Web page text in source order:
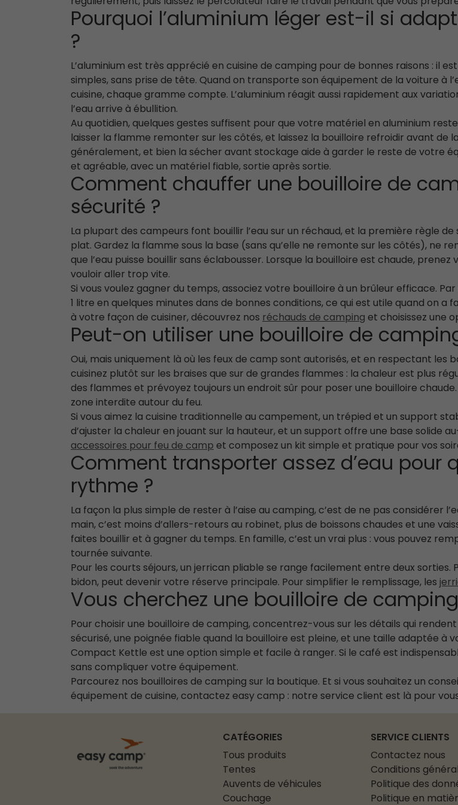
Pourquoi l’aluminium léger est-il si
?
L’aluminium est très apprécié en cuisine de camping pour de bonnes raisons : il
simples, sans prise de tête. Quand on transporte son équipement de la voiture à
cuisine, chaque gramme compte. L’aluminium réagit aussi rapidement aux
l’eau arrive à ébullition.
Au quotidien, quelques gestes suffisent pour que votre matériel en aluminium
laisser la flamme remonter sur les côtés, et laissez la bouilloire refroidir avant de
généralement, et bien la sécher avant stockage aide à garder le reste de votre
et agréable, avec un matériel fiable, sortie après sortie.
Comment chauffer une bouilloire de
sécurité ?
La plupart des campeurs font bouillir l’eau sur un réchaud, et la première règle
plat. Gardez la flamme sous la base (sans qu’elle ne remonte sur les côtés), ne
que l’eau puisse bouillir sans éclabousser. Lorsque la bouilloire est chaude,
vouloir aller trop vite.
Si vous voulez gagner du temps, associez votre bouilloire à un brûleur efficace.
1 litre en quelques minutes dans de bonnes conditions, ce qui est utile quand on
à votre façon de cuisiner, découvrez nosréchauds de campinget choisissez une
Peut-on utiliser une bouilloire de
Oui, mais uniquement là où les feux de camp sont autorisés, et en respectant les
cuisinez plutôt sur les braises que sur de grandes flammes : la chaleur est plus
des flammes et prévoyez toujours un endroit sûr pour poser une bouilloire
zone interdite autour du feu.
Si vous aimez la cuisine traditionnelle au campement, un trépied et un support
d’ajuster la chaleur en jouant sur la hauteur, et un support offre une base solide
accessoires pour feu de campet composez un kit simple et pratique pour vos
Comment transporter assez d’eau pour
rythme ?
La façon la plus simple de rester à l’aise au camping, c’est de ne pas considérer
main, c’est moins d’allers-retours au robinet, plus de boissons chaudes et une
faites bouillir et à gagner du temps. En famille, c’est un vrai plus : vous pouvez
tournée suivante.
Pour les courts séjours, un jerrican pliable se range facilement entre deux
bidon, peut devenir votre réserve principale. Pour simplifier le remplissage, les
Vous cherchez une bouilloire de
Pour choisir une bouilloire de camping, concentrez-vous sur les détails qui
sécurisé, une poignée fiable quand la bouilloire est pleine, et une taille adaptée à
Compact Kettle est une option simple et facile à ranger. Si le café est
sans compliquer votre équipement.
Parcourez nos bouilloires de camping sur la boutique. Et si vous souhaitez un
équipement de cuisine, contactez easy camp : notre service client est là pour
CATÉGORIES
Tous produits
Tentes
Auvents de véhicules
Couchage
SERVICE CLIENTS
Contactez nous
Conditions
Politique des
Politique en